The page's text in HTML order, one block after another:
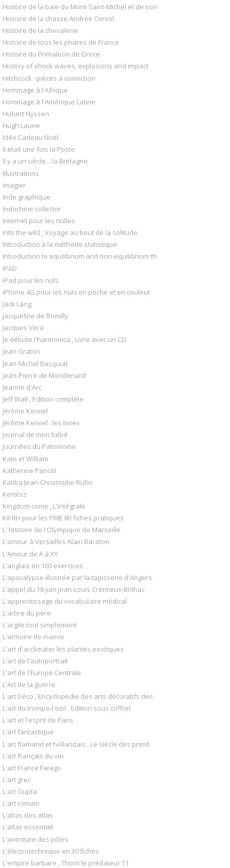
Histoire de la baie du Mont-Saint-Michel et de son
Histoire de la chasse Andrée Corvol
Histoire de la chevalerie
Histoire de tous les phares de France
Histoire du Primaleon de Grece
History of shock waves, explosions and impact
Hitchcock : pièces à conviction
Hommage à l'Afrique
Hommage à l'Amérique Latine
Hubert Nyssen
Hugh Laurie
Idée Cadeau Noël
Il etait une fois la Poste
Il y a un siècle... la Bretagne
Illustrations
Imagier
Inde graphique
Indochine collector
Internet pour les nulles
Into the wild , Voyage au bout de la solitude
Introduction à la méthode statistique
Introduction to equilibrium and non-equilibrium th
IPAD
iPad pour les nuls
iPhone 4G pour les nuls en poche et en couleur
Jack Lang
Jacqueline de Romilly
Jacques Vera
Je débute l'harmonica , Livre avec un CD
Jean Graton
Jean-Michel Basquiat
Jean-Pierre de Mondenard
Jeanne d'Arc
Jeff Wall , Edition complète
Jérôme Kerviel
Jérôme Kerviel : les livres
Journal de mon bébé
Journées du Patrimoine
Kate et William
Katherine Pancol
Katiba Jean-Christophe Rufin
Kertész
Kingdom come , L'intégrale
Kit RH pour les PME 80 fiches pratiques
L' histoire de l'Olympique de Marseille
L'amour à Versailles Alain Baraton
L'Amour de A à XY
L'anglais en 100 exercices
L'apocalypse illustrée par la tapisserie d'Angers
L'appel du 18 juin Jean-Louis Crémieux-Brilhac
L'apprentissage du vocabulaire médical
L'arbre du père
L'argile tout simplement
L'armoire de mamie
L'art d'acclimater les plantes exotiques
L'art de l'autoportrait
L'art de l'Europe Centrale
L'Art de la guerre
L'art Déco , Encyclopedie des arts décoratifs des
L'art du trompe-l'oeil , Edition sous coffret
L'art et l'esprit de Paris
L'art fantastique
L'art flamand et hollandais , Le siècle des primit
L'art français du vin
L'art France Farago
L'art grec
L'art Gupta
L'art romain
L'atlas des atlas
L'atlas essentiel
L'aventure des pôles
L'électrotechnique en 30 fiches
L'empire barbare , Thorn le prédateur T1